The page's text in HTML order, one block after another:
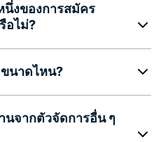
นึ่งของการสมัคร
อไม่?
นาดไหน?
นจากตัวจัดการอื่น ๆ